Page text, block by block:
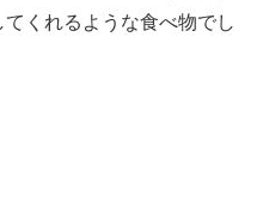
くれるような食べ物でし